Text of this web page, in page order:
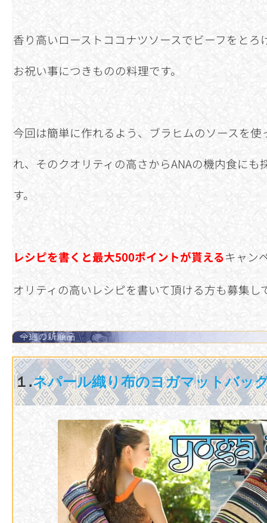
香り高いローストココナツソースでビーフをと
お祝い事につきものの料理です。
今回は簡単に作れるよう、ブラヒムのソースを
れ、そのクオリティの高さからANAの機内食に
す。
レシピを書くと最大500ポイントが貰えるキャン
オリティの高いレシピを書いて頂ける方も募集
１.ネパール織り布のヨガマットバッ